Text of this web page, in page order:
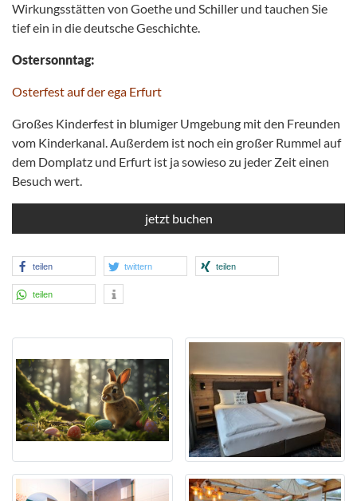
Wirkungsstätten von Goethe und Schiller und tauchen Sie
tief ein in die deutsche Geschichte.
Ostersonntag:
Osterfest auf der ega Erfurt
Großes Kinderfest in blumiger Umgebung mit den Freunden
vom Kinderkanal. Außerdem ist noch ein großer Rummel auf
dem Domplatz und Erfurt ist ja sowieso zu jeder Zeit einen
Besuch wert.
jetzt buchen
teilen twittern teilen
teilen